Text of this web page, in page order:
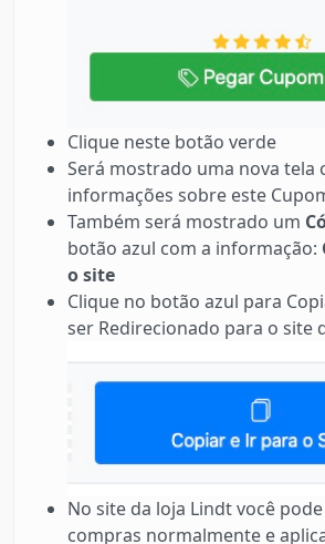
Clique neste botão verde
Será mostrado uma nova tela
informações sobre este
Também será mostrado um
botão azul com a informação:
o site
Clique no botão azul para
ser Redirecionado para o site
No site da loja Lindt você
compras normalmente e